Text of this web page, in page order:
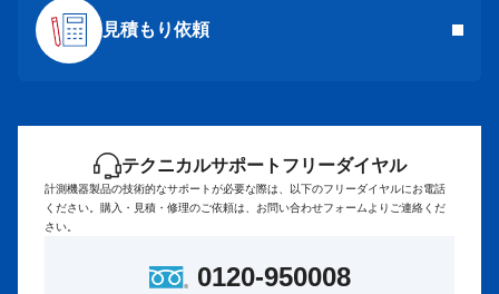
見積もり依頼
テクニカルサポートフリーダイヤル
計測機器製品の技術的なサポートが必要な際は、以下のフリーダイヤルにお電話
ください。 購入・見積・修理のご依頼は、お問い合わせフォームよりご連絡くだ
さい。
0120-950008